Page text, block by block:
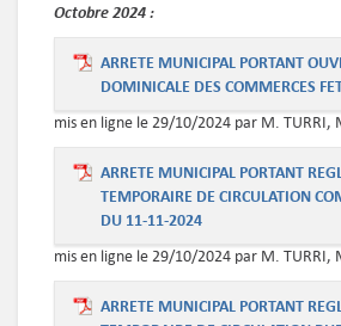
Octobre2024 :
ARRETE MUNICIPAL PORTANT
DOMINICALE DES COMMERCES
mis en ligne le 29/10/2024 par M. TURRI,
ARRETE MUNICIPAL PORTANT
TEMPORAIRE DE CIRCULATION
DU 11-11-2024
mis en ligne le 29/10/2024 par M. TURRI,
ARRETE MUNICIPAL PORTANT